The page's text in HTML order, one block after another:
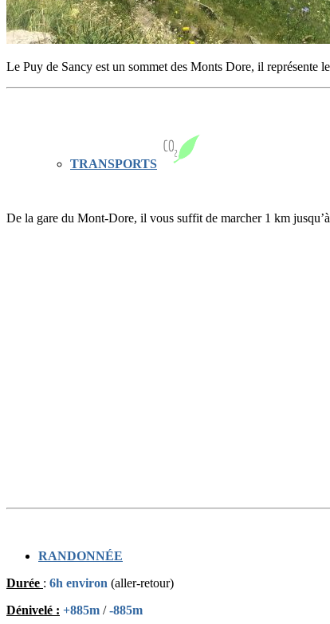
Le Puy de Sancy est un sommet des Monts Dore, il représente
TRANSPORTS
De la gare du Mont-Dore, il vous suffit de marcher 1 km
RANDONNÉE
Durée : 6h environ (aller-retour)
Dénivelé : +885m /-885m